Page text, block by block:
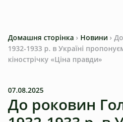
Домашня сторінка › Новини ›
1932-1933 р. в Україні
кінострічку «Ціна правди»
07.08.2025
До роковин